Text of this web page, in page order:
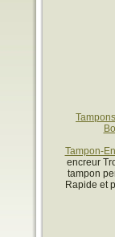
Tampon-
encreur
tampon
Rapide et